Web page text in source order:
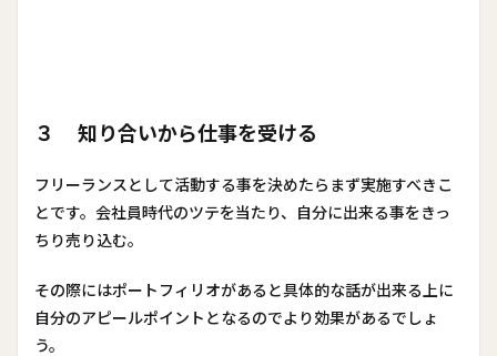
３ 知り合いから仕事を受ける
フリーランスとして活動する事を決めたらまず実施すべきこ
とです。会社員時代のツテを当たり、自分に出来る事をきっ
ちり売り込む。
その際にはポートフィリオがあると具体的な話が出来る上に
自分のアピールポイントとなるのでより効果があるでしょ
う。